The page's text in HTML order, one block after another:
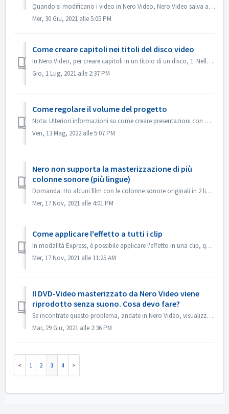
Quando si modificano i video in Nero Video, Nero Video salva automaticamente il progetto in background. Se Nero Video smette di funzionare prima del salvat...
Mer, 30 Giu, 2021 alle 5:05 PM
Come creare capitoli nei titoli del disco video
In Nero Video, per creare capitoli in un titolo di un disco, 1. Nella schermata Contenuto, selezionare il titolo. 2. Sotto l'anteprima del titolo, spost...
Gio, 1 Lug, 2021 alle 2:37 PM
Come regolare il volume del progetto
Nota: Ulteriori informazioni su come creare presentazioni con musica sono disponibili al seguente link: Creazione di presentazioni con musica In Modifica a...
Ven, 13 Mag, 2022 alle 5:07 PM
Nero non supporta la masterizzazione di più
colonne sonore (più lingue)
Domanda: Ho alcuni film con le colonne sonore originali in 2 lingue incluse (tedesco e inglese). Ma non riesco a mettere la 2a traccia audio sul DVD; viene ...
Mer, 17 Nov, 2021 alle 4:01 PM
Come applicare l'effetto a tutti i clip
In modalità Express, è possibile applicare l'effetto in una clip, quindi aprire il "Controllo effetto Express", abilitare "Applica a tutt...
Mer, 17 Nov, 2021 alle 11:25 AM
Il DVD-Video masterizzato da Nero Video viene
riprodotto senza suono. Cosa devo fare?
Se incontrate questo problema, andate in Nero Video, visualizzate l'anteprima del vostro progetto sorgente. Assicurati che il suono sia ok prima della m...
Mar, 29 Giu, 2021 alle 2:36 PM
1 2 3 4